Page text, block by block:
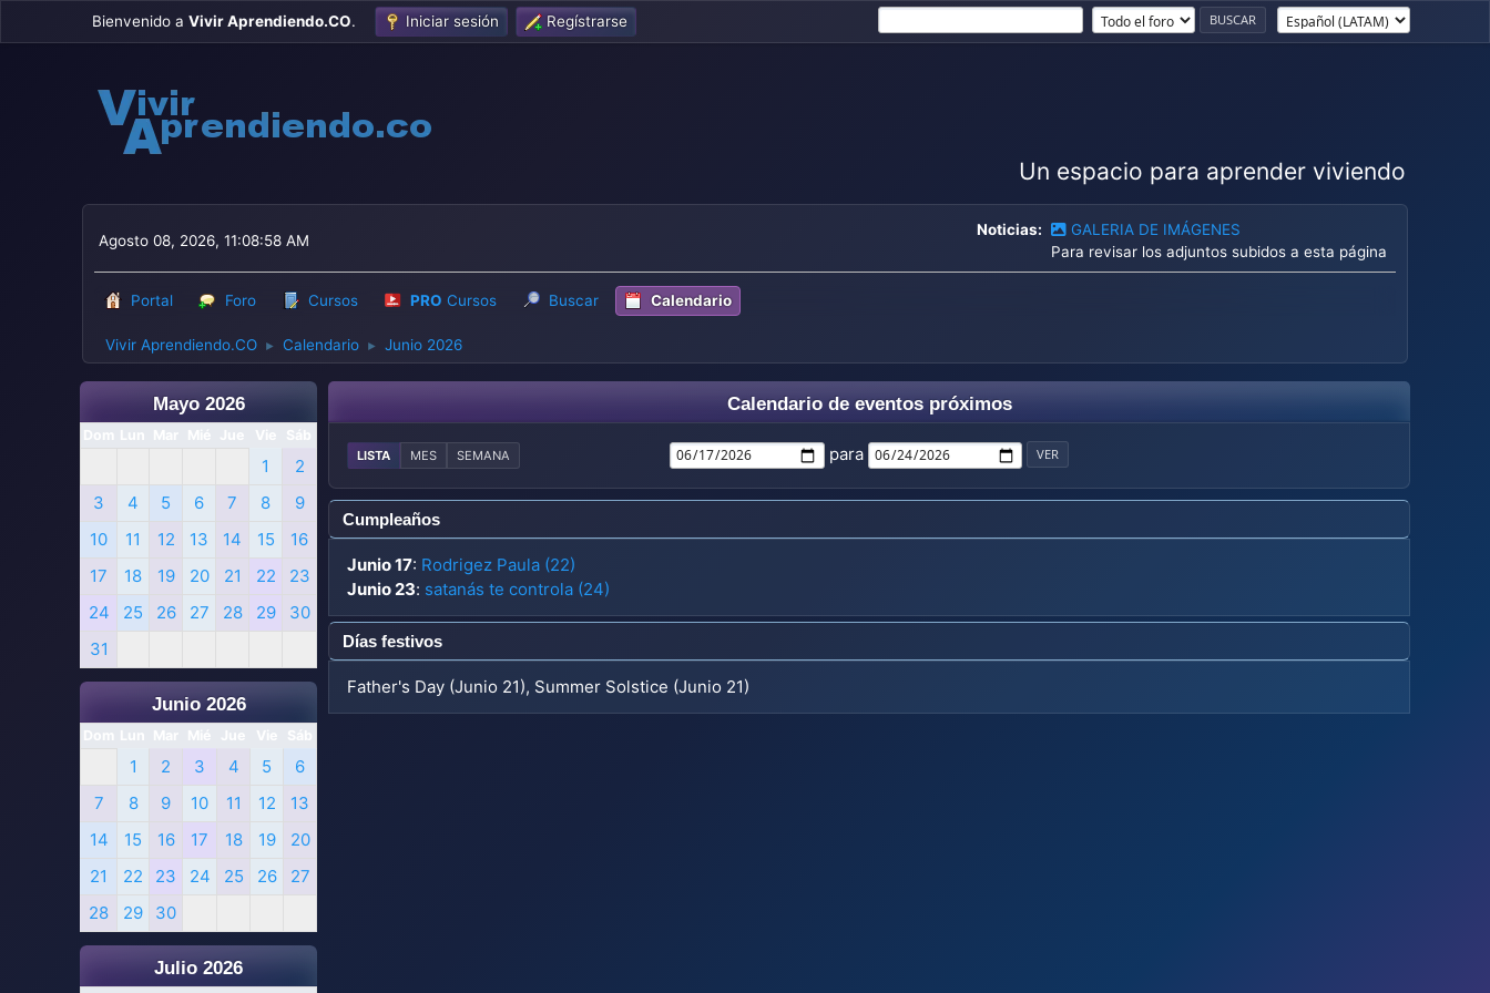
Bienvenido a Vivir Aprendiendo.CO. Iniciar sesión Regístrarse
Un espacio para aprender viviendo
Agosto 08, 2026, 11:08:58 AM
Noticias:
GALERIA DE IMÁGENES
Para revisar los adjuntos subidos a esta página
Portal Foro Cursos PRO Cursos Buscar Calendario
Vivir Aprendiendo.CO ► Calendario ► Junio 2026
Mayo 2026
Dom Lun Mar Mié Jue Vie Sáb
1
2
3
4 5 6 7 8
9
10
11 12 13 14 15
16
17
18 19 20 21 22
23
24
25 26 27 28 29
30
31
Junio 2026
Dom Lun Mar Mié Jue Vie Sáb
1 2 3 4 5
6
7
8 9 10 11 12
13
14
15 16 17 18 19
20
21
22 23 24 25 26
27
28
29 30
Julio 2026
Calendario de eventos próximos
LISTA MES SEMANA para
Cumpleaños
Junio 17: Rodrigez Paula (22)
Junio 23: satanás te controla (24)
Días festivos
Father's Day (Junio 21), Summer Solstice (Junio 21)